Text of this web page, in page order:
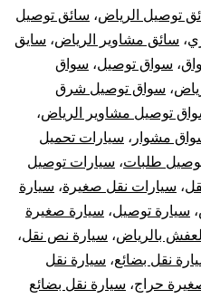
توصيل الرياض، سائق توصيل
، سائق مشاوير الرياض، سايق
، سواق توصيل، سواق
، سواق توصيل شرق
توصيل مشاوير الرياض،
مشوار ، سيارات تحميل
طلبات، سيارات توصيل
، سيارات نقل صغيرة، سيارة
، سيارة توصيل، سيارة صغيرة
بالرياض، سيارة نص نقل،
نقل بضائع، سيارة نقل
حراج، سيارة نقل بضائع